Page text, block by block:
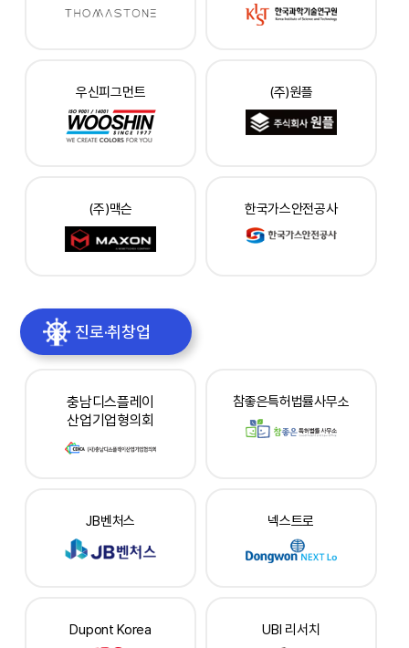
우신피그먼트 (주)원플
(주)맥슨 한국가스안전공사
진로·취창업
충남디스플레이
산업기업형의회
참좋은특허법률사무소
JB벤처스 넥스트로
Dupont Korea UBI 리서치